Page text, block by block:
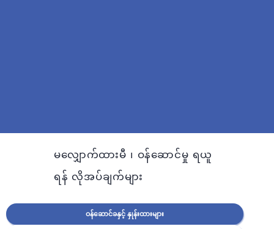
ဝန်ဆောင်ခနှင့် နှုန်းထားများ
မလျှောက်ထားမီ ၊ ဝန်ဆောင်မှု ရယူ
ရန် လိုအပ်ချက်များ